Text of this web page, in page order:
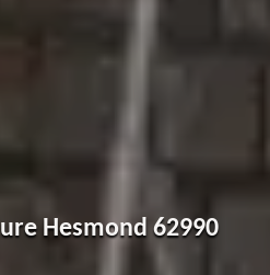
Hesmond 62990